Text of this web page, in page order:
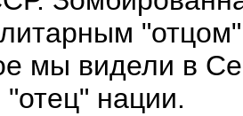
мы видели в
нации.